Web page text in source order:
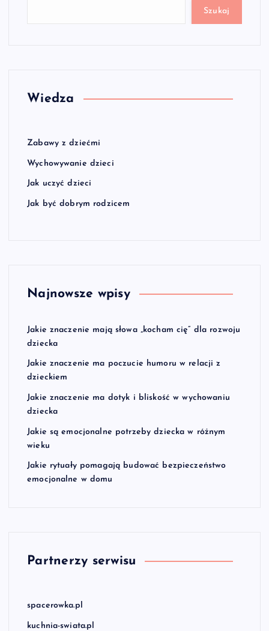
Szukaj
Wiedza
Zabawy z dziećmi
Wychowywanie dzieci
Jak uczyć dzieci
Jak być dobrym rodzicem
Najnowsze wpisy
Jakie znaczenie mają słowa „kocham cię” dla rozwoju
dziecka
Jakie znaczenie ma poczucie humoru w relacji z
dzieckiem
Jakie znaczenie ma dotyk i bliskość w wychowaniu
dziecka
Jakie są emocjonalne potrzeby dziecka w różnym
wieku
Jakie rytuały pomagają budować bezpieczeństwo
emocjonalne w domu
Partnerzy serwisu
spacerowka.pl
kuchnia-swiata.pl